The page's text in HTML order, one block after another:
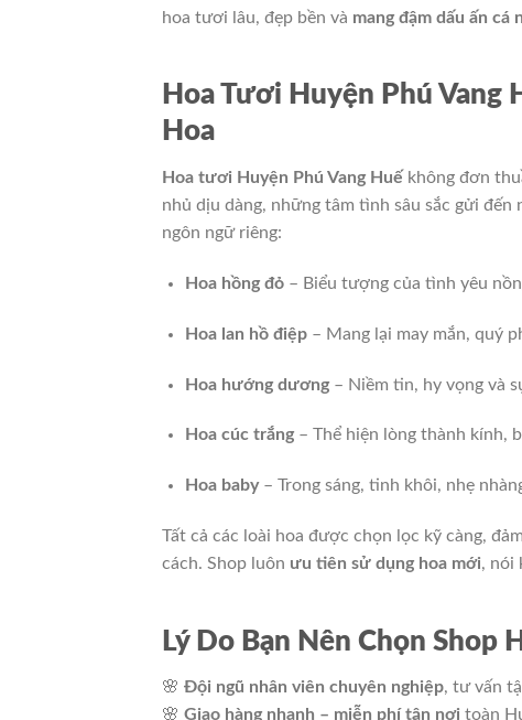
hoa tươi lâu, đẹp bền và mang đậm dấu ấn cá
Hoa Tươi Huyện Phú Vang
Hoa
Hoa tươi Huyện Phú Vang Huế không đơn
nhủ dịu dàng, những tâm tình sâu sắc gửi
ngôn ngữ riêng:
Hoa hồng đỏ– Biểu tượng của tình yêu
Hoa lan hồ điệp– Mang lại may mắn, quý
Hoa hướng dương– Niềm tin, hy vọng và
Hoa cúc trắng– Thể hiện lòng thành kính,
Hoa baby– Trong sáng, tinh khôi, nhẹ
Tất cả các loài hoa được chọn lọc kỹ càng,
cách. Shop luôn ưu tiên sử dụng hoa mới, nói
Lý Do Bạn Nên Chọn Shop
🌸 Đội ngũ nhân viên chuyên nghiệp, tư vấn
🌸 Giao hàng nhanh – miễn phí tận nơi toàn